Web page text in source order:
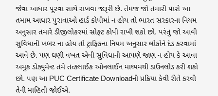
જેવા આધાર પૂરવા સાથે રાખવા જરૂરી છે. તેમજ જો તમારી પાસે આ
તમામ આધાર પુરાવાઓ હાર્ડ કોપીમાં ન હોય તો ભારત સરકારના નિયમ
અનુસાર તમારે ડીજીલોકરમાં સોફ્ટ કોપી રાખી શકો છો. પરંતુ જો આવી
સુવિધાની ખબર ના હોય તો ટ્રાફિકના નિયમ અનુસાર લોકોને દંડ કરવામાં
આવે છે. પણ ઘણી વખત એવી સુવિધાની આપણે જાણ ન હોય કે આવા
અમુક ડોક્યુમેન્ટ તમે તત્ક્લાઈક ઓનલાઈન માધ્યમથી ડાઉનલોડ કરી શકો
છો. પણ આ PUC Certificate Downloadની પ્રક્રિયા કેવી રીતે કરવી
તેની માહિતી જોઈએ.